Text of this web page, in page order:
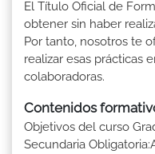
El Título Oficial de
obtener sin haber
Por tanto, nosotros te
realizar esas prácticas
colaboradoras.
Contenidos
Objetivos del curso
Secundaria